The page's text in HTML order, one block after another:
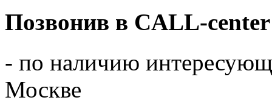
Позвонив в CALL-
- по наличию
Москве